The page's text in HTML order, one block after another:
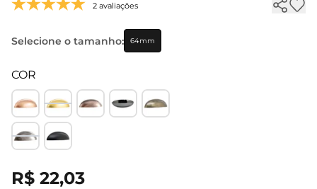
2 avaliações
Selecione o tamanho: 64mm
COR
R$ 22,03